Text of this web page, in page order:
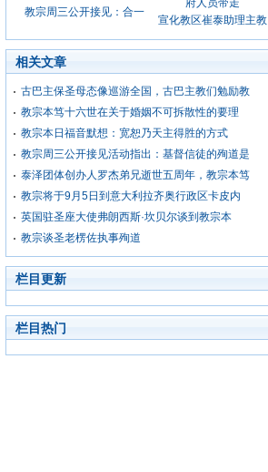
教宗周三公开接见：合一
宣化教区崔泰助理主教
相关文章
古巴主保圣母态像巡游全国，古巴主教们勉励教
教宗本笃十六世在关于婚姻不可拆散性的要理
教宗本日福音默想：宽恕乃天主得胜的方式
教宗周三公开接见活动指出：基督信徒的殉道是
泰泽团体创办人罗杰弟兄逝世五周年，教宗本笃
教宗将于9月5日到意大利拉齐奥行政区卡皮内
英国驻圣座大使弗朗西斯·坎贝尔谈到教宗本
教宗谈圣老楞佐执事殉道
栏目更新
栏目热门